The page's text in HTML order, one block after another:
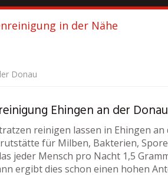
Donau
Ehingen an der Donau
reinigen lassen in Ehingen
für Milben, Bakterien,
jeder Mensch pro Nacht 1,5
ergibt dies schon einen hohen